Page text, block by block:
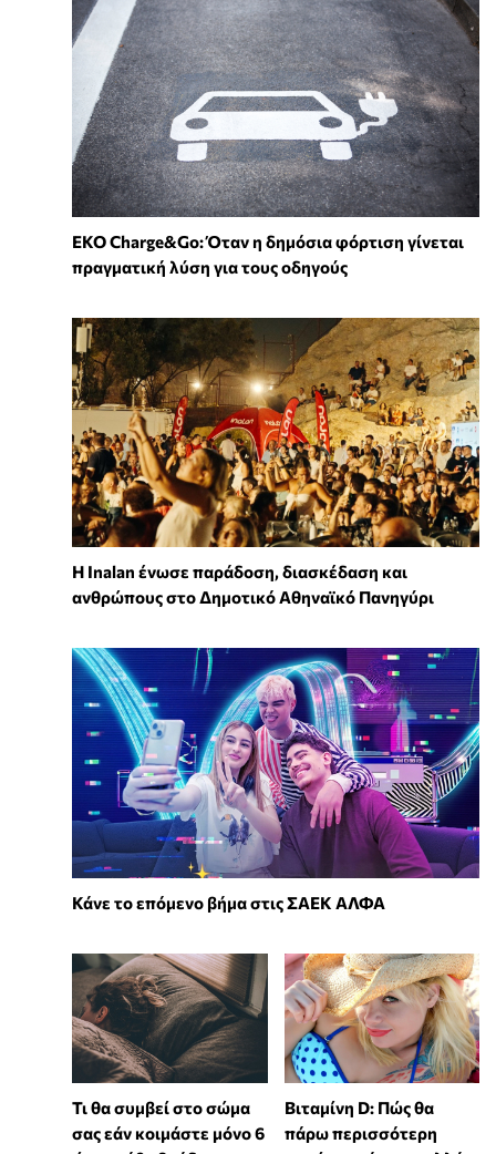
EKO Charge&Go: Όταν η δημόσια φόρτιση γίνεται
πραγματική λύση για τους οδηγούς
Η Inalan ένωσε παράδοση, διασκέδαση και
ανθρώπους στο Δημοτικό Αθηναϊκό Πανηγύρι
Κάνε το επόμενο βήμα στις ΣΑΕΚ ΑΛΦΑ
Τι θα συμβεί στο σώμα
σας εάν κοιμάστε μόνο 6
Βιταμίνη D: Πώς θα
πάρω περισσότερη